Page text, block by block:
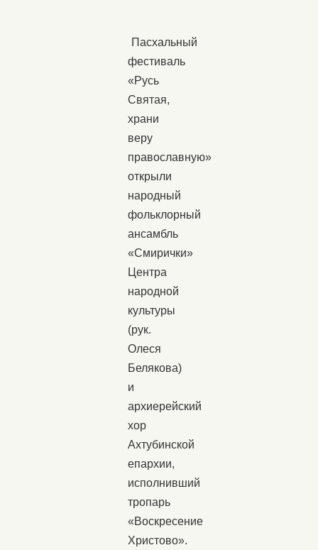
Пасхальный
фестиваль
«Русь
Святая,
храни
веру
православную»
открыли
народный
фольклорный
ансамбль
«Смирички»
Центра
народной
культуры
(рук.
Олеся
Белякова)
и
архиерейский
хор
Ахтубинской
епархии,
исполнивший
тропарь
«Воскресение
Христово».